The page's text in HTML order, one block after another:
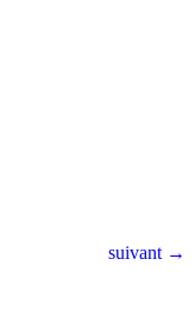
suivant →